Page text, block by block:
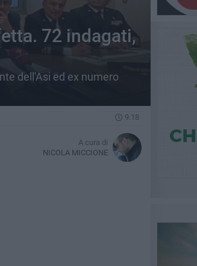
72 indagati,
dell'Asi ed ex numero
9.18
A cura di
NICOLA MICCIONE